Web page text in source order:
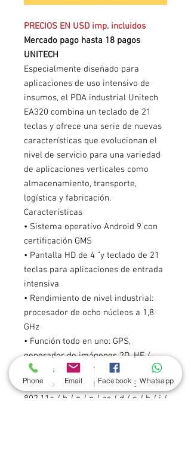
PRECIOS EN USD imp. incluidos
Mercado pago hasta 18 pagos
UNITECH
Especialmente diseñado para
aplicaciones de uso intensivo de
insumos, el PDA industrial Unitech
EA320 combina un teclado de 21
teclas y ofrece una serie de nuevas
características que evolucionan el
nivel de servicio para una variedad
de aplicaciones verticales como
almacenamiento, transporte,
logística y fabricación.
Características
• Sistema operativo Android 9 con
certificación GMS
• Pantalla HD de 4 ”y teclado de 21
teclas para aplicaciones de entrada
intensiva
• Rendimiento de nivel industrial:
procesador de ocho núcleos a 1,8
GHz
• Función todo en uno: GPS,
generador de imágenes 2D, HF /
NFC y cámara de 13MP.
• Admite Bluetooth® 4.2 y IEEE
802.11a / b / g / n / ac / d / e / h / i /
Phone Email Facebook Whatsapp